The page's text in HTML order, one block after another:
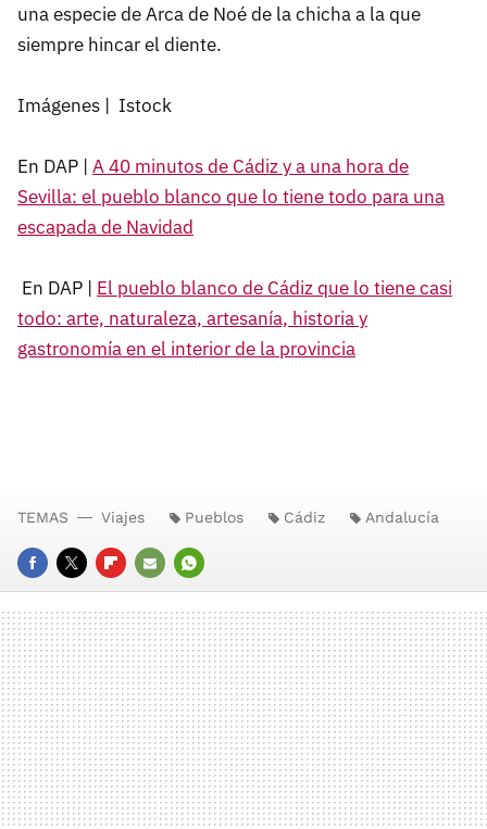
una especie de Arca de Noé de la chicha a la que
siempre hincar el diente.
Imágenes | Istock
En DAP | A 40 minutos de Cádiz y a una hora de
Sevilla: el pueblo blanco que lo tiene todo para una
escapada de Navidad
En DAP | El pueblo blanco de Cádiz que lo tiene casi
todo: arte, naturaleza, artesanía, historia y
gastronomía en el interior de la provincia
FACEBOOK
TWITTERFLIPBOARD
E-
MAIL
WHATSAPP
TEMAS Viajes Pueblos Cádiz Andalucía